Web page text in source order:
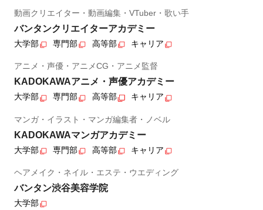
動画クリエイター・動画編集・VTuber・歌い手
バンタンクリエイターアカデミー
大学部 専門部 高等部 キャリア
アニメ・声優・アニメCG・アニメ監督
KADOKAWAアニメ・声優アカデミー
大学部 専門部 高等部 キャリア
マンガ・イラスト・マンガ編集者・ノベル
KADOKAWAマンガアカデミー
大学部 専門部 高等部 キャリア
ヘアメイク・ネイル・エステ・ウエディング
バンタン渋谷美容学院
大学部